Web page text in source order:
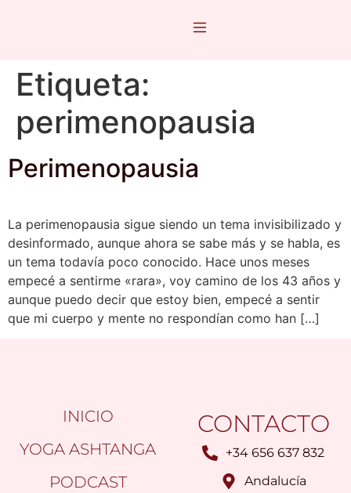
Etiqueta:
perimenopausia
Perimenopausia
La perimenopausia sigue siendo un tema invisibilizado y
desinformado, aunque ahora se sabe más y se habla, es
un tema todavía poco conocido. Hace unos meses
empecé a sentirme «rara», voy camino de los 43 años y
aunque puedo decir que estoy bien, empecé a sentir
que mi cuerpo y mente no respondían como han […]
INICIO
YOGA ASHTANGA
PODCAST
CONTACTO
+34 656 637 832
Andalucía